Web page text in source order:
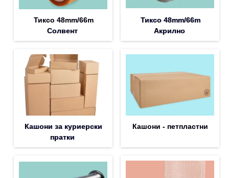
Тиксо 48mm/66m
Солвент
Тиксо 48mm/66m
Акрилно
Кашони за куриерски
пратки
Кашони - петпластни